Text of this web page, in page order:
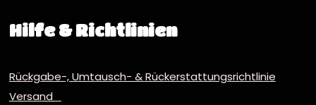
Hilfe & Richtlinien
Rückgabe-, Umtausch- & Rückerstattungsrichtlinie
Versand